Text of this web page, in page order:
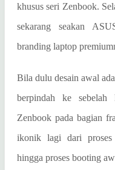
khusus seri Zenbook.
sekarang seakan
branding laptop
Bila dulu desain awal
berpindah ke
Zenbook pada bagian
ikonik lagi dari proses
hingga proses booting